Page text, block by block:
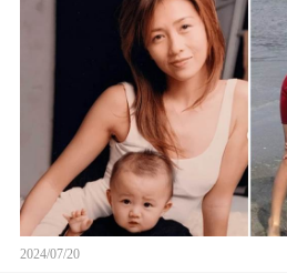
2024/07/20